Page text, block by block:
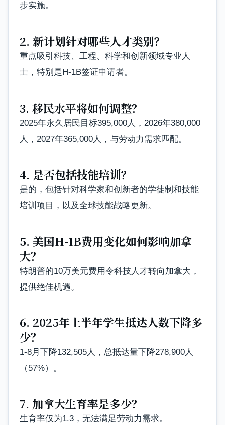
步实施。
2. 新计划针对哪些人才类别？
重点吸引科技、工程、科学和创新领域专业人
士，特别是H-1B签证申请者。
3. 移民水平将如何调整？
2025年永久居民目标395,000人，2026年380,000
人，2027年365,000人，与劳动力需求匹配。
4. 是否包括技能培训？
是的，包括针对科学家和创新者的学徒制和技能
培训项目，以及全球技能战略更新。
5. 美国H-1B费用变化如何影响加拿
大？
特朗普的10万美元费用令科技人才转向加拿大，
提供绝佳机遇。
6. 2025年上半年学生抵达人数下降多
少？
1-8月下降132,505人，总抵达量下降278,900人
（57%）。
7. 加拿大生育率是多少？
生育率仅为1.3，无法满足劳动力需求。